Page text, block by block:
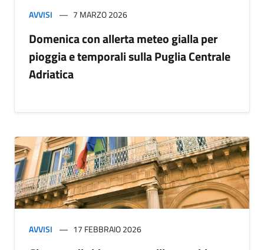
AVVISI 7 MARZO 2026
Domenica con allerta meteo gialla per
pioggia e temporali sulla Puglia Centrale
Adriatica
AVVISI 17 FEBBRAIO 2026